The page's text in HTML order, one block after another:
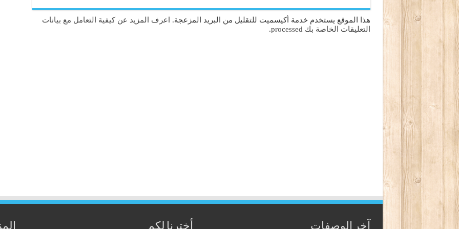
هذا الموقع يستخدم خدمة أكيسميت للتقليل من البريد المزعجة.
اعرف المزيد عن كيفية التعامل مع بيانات
التعليقات الخاصة بك processed
.